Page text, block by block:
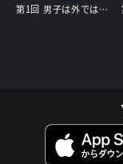
第1回 男子は外では気をつけて